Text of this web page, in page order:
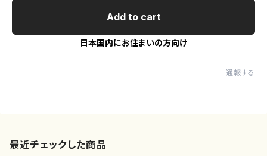
Add to cart
日本国内にお住まいの方向け
通報する
最近チェックした商品